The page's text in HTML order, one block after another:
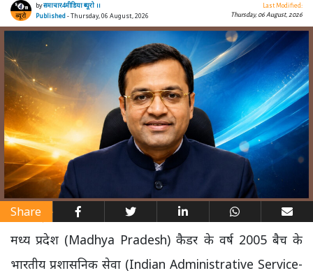
byसमाचार4मीडिया ब्यूरो ।।
Published- Thursday, 06 August, 2026
Last Modified:
Thursday, 06 August, 2026
Share
मध्य प्रदेश (Madhya Pradesh) कैडर के वर्ष 2005 बैच के
भारतीय प्रशासनिक सेवा (Indian Administrative Service-